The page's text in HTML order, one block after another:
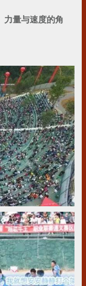
力量与速度的角